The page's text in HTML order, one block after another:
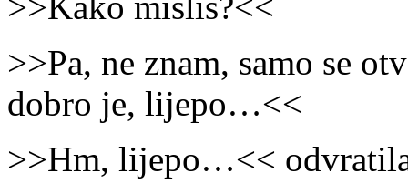
˃˃Pa, ne znam, samo se
dobro je, lijepo…˂˂
˃˃Hm, lijepo…˂˂